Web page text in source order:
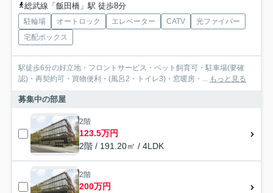
総武線「飯田橋」駅 徒歩8分
駐輪場 オートロック エレベーター CATV
光ファイバー
宅配ボックス
駅徒歩6分の好立地・フロントサービス・ペット飼育可・駐車場(要確
認)・再契約可・買物便利・(風呂2・トイレ3)・窓暖房・...
もっと見る
募集中の部屋
2階
123.5万円
2階 / 191.20㎡ / 4LDK
2階
200万円